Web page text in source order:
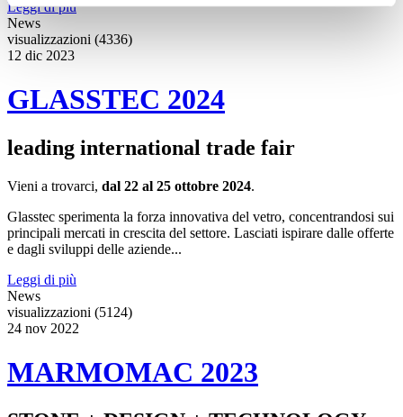
Leggi di più
News
visualizzazioni (4336)
12 dic 2023
GLASSTEC 2024
leading international trade fair
Vieni a trovarci, dal 22 al 25 ottobre 2024.
Glasstec sperimenta la forza innovativa del vetro, concentrandosi sui
principali mercati in crescita del settore. Lasciati ispirare dalle offerte
e dagli sviluppi delle aziende...
Leggi di più
News
visualizzazioni (5124)
24 nov 2022
MARMOMAC 2023